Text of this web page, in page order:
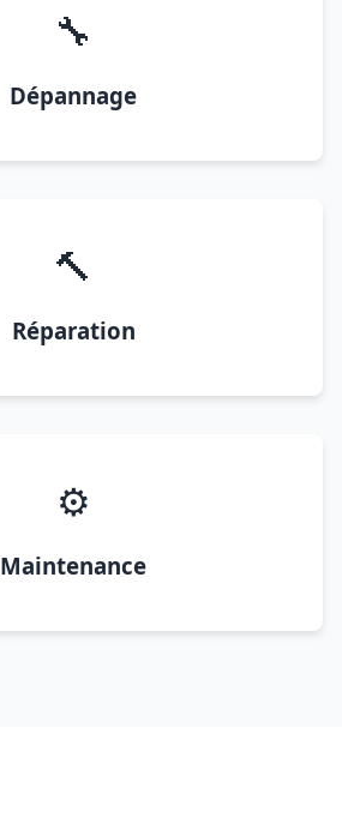
🔧
Dépannage
🔨
Réparation
⚙️
Maintenance